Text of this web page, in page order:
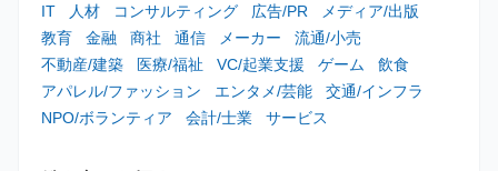
IT 人材 コンサルティング 広告/PR
メディア/出版
教育
金融 商社 通信 メーカー
流通/小売
不動産/建築
医療/福祉 VC/起業支援 ゲーム
飲食
アパレル/ファッション
エンタメ/芸能
交通/インフラ
NPO/ボランティア
会計/士業 サービス